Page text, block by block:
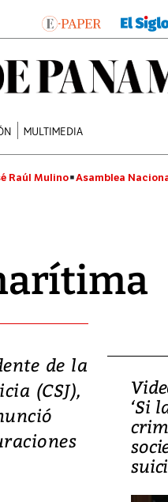
MULTIMEDIA
Raúl Mulino Asamblea
de la
(CSJ),
‘Si